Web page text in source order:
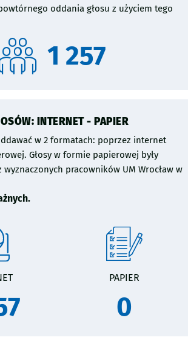
oddania głosu z użyciem tego
1 257
INTERNET - PAPIER
w 2 formatach: poprzez internet
Głosy w formie papierowej były
pracowników UM Wrocław w
PAPIER
0